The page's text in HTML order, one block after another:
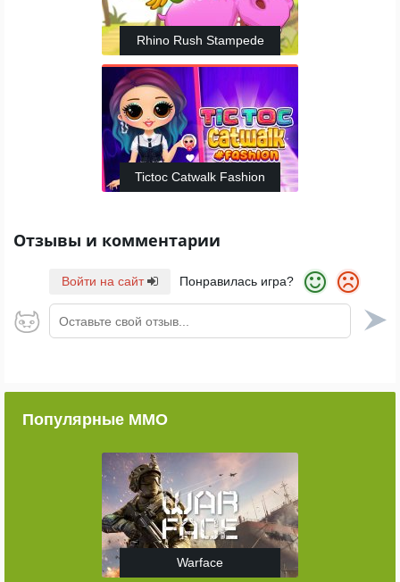
Rhino Rush Stampede
Tictoc Catwalk Fashion
Отзывы и комментарии
Войти на сайт Понравилась игра?
Оставьте свой отзыв...
Популярные ММО
Warface